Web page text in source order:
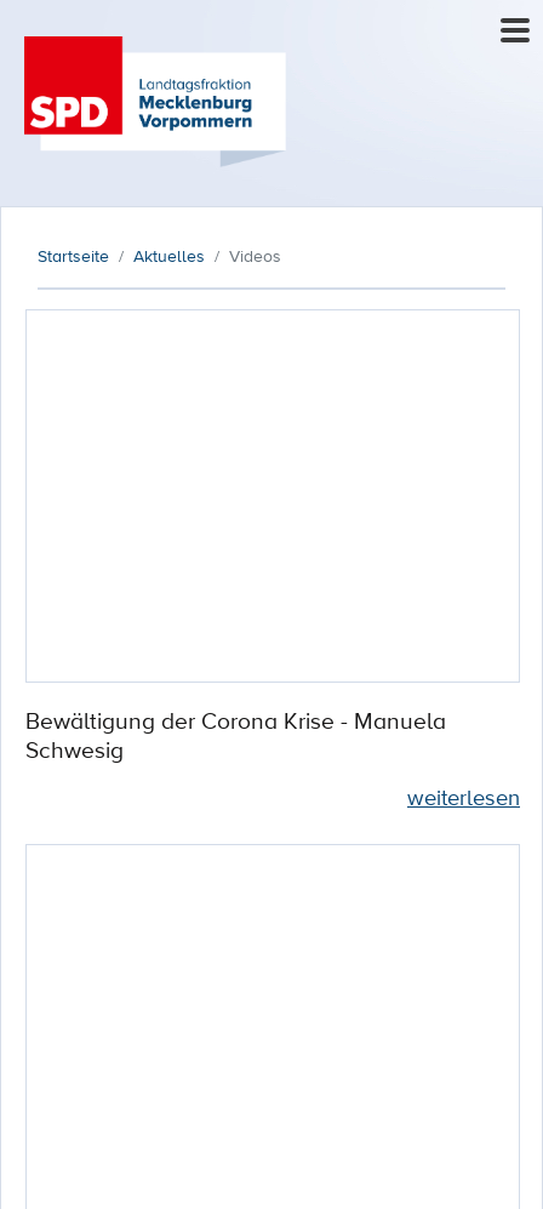
Startseite Aktuelles Videos
Bewältigung der Corona Krise - Manuela
Schwesig
weiterlesen